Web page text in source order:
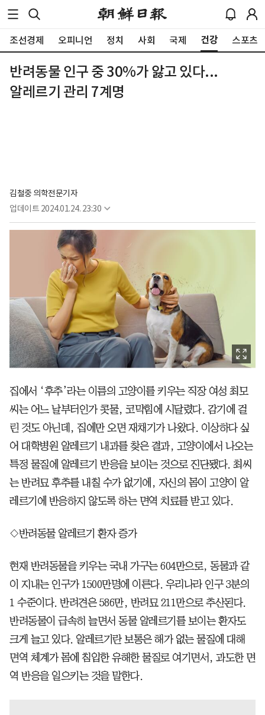
조선경제 오피니언 정치 사회 국제 건강 스포츠
반려동물 인구 중 30%가 앓고 있다...
알레르기 관리 7계명
김철중 의학전문기자
업데이트 2024.01.24. 23:30
집에서 ‘후추’라는 이름의 고양이를 키우는 직장 여성 최모
씨는 어느 날부터인가 콧물, 코막힘에 시달렸다. 감기에 걸
린 것도 아닌데, 집에만 오면 재채기가 나왔다. 이상하다 싶
어 대학병원 알레르기 내과를 찾은 결과, 고양이에서 나오는
특정 물질에 알레르기 반응을 보이는 것으로 진단됐다. 최씨
는 반려묘 후추를 내칠 수가 없기에, 자신의 몸이 고양이 알
레르기에 반응하지 않도록 하는 면역 치료를 받고 있다.
◇반려동물 알레르기 환자 증가
현재 반려동물을 키우는 국내 가구는 604만으로, 동물과 같
이 지내는 인구가 1500만명에 이른다. 우리나라 인구 3분의
1 수준이다. 반려견은 586만, 반려묘 211만으로 추산된다.
반려동물이 급속히 늘면서 동물 알레르기를 보이는 환자도
크게 늘고 있다. 알레르기란 보통은 해가 없는 물질에 대해
면역 체계가 몸에 침입한 유해한 물질로 여기면서, 과도한 면
역 반응을 일으키는 것을 말한다.